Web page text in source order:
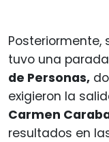
tuvo una
de Personas,
exigieron la
Carmen
resultados en